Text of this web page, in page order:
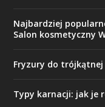
Najbardziej
Salon kosmetyczny
Fryzury do
Typy karnacji: jak je